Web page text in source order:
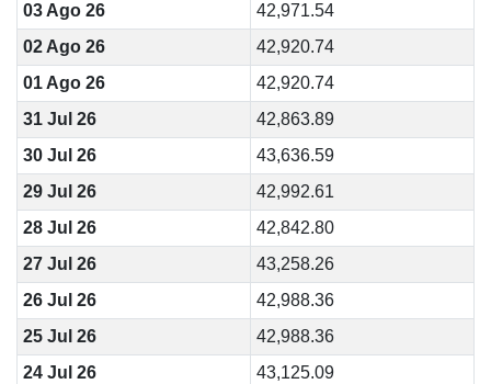
03 Ago 26
42,971.54
02 Ago 26
42,920.74
01 Ago 26
42,920.74
31 Jul 26
42,863.89
30 Jul 26
43,636.59
29 Jul 26
42,992.61
28 Jul 26
42,842.80
27 Jul 26
43,258.26
26 Jul 26
42,988.36
25 Jul 26
42,988.36
24 Jul 26
43,125.09